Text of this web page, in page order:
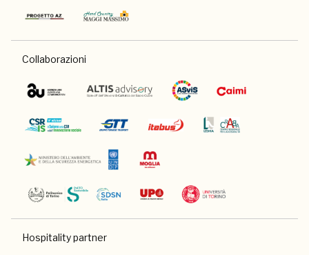
Collaborazioni
Hospitality partner